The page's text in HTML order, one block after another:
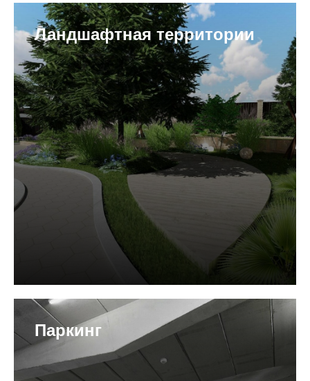
Ландшафтная территории
Паркинг